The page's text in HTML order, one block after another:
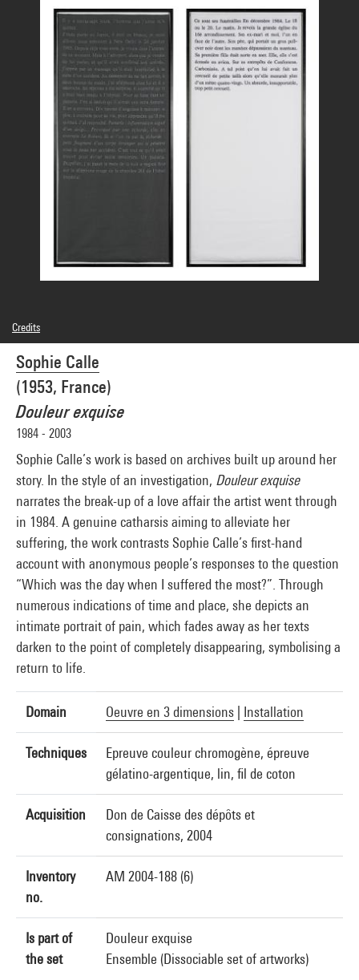
Sophie Calle
(1953, France)
Douleur exquise
1984 - 2003
Sophie Calle’s work is based on archives built up around her
story. In the style of an investigation, Douleur exquise
narrates the break-up of a love affair the artist went through
in 1984. A genuine catharsis aiming to alleviate her
suffering, the work contrasts Sophie Calle’s first-hand
account with anonymous people’s responses to the question
“Which was the day when I suffered the most?”. Through
numerous indications of time and place, she depicts an
intimate portrait of pain, which fades away as her texts
darken to the point of completely disappearing, symbolising a
return to life.
Domain Oeuvre en 3 dimensions Installation
Techniques
Epreuve couleur chromogène, épreuve
gélatino-argentique, lin, fil de coton
Acquisition
Don de Caisse des dépôts et
consignations, 2004
Inventory
no.
AM 2004-188 (6)
Is part of
the set
Douleur exquise
Ensemble (Dissociable set of artworks)
Credits
© Adagp, Paris
Photo credits : Centre Pompidou, MNAM-CCI/Bertrand Prévost/Dist. GrandPalaisRmn
Image reference : 4N65606
Image presentation :GrandPalaisRmnPhoto